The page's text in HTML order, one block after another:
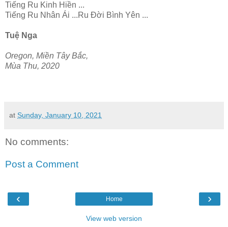
Tiếng Ru Kinh Hiền ...
Tiếng Ru Nhân Ái ...Ru Đời Bình Yên ...
Tuệ Nga
Oregon, Miền Tây Bắc,
Mùa Thu, 2020
at Sunday, January 10, 2021
No comments:
Post a Comment
‹ ›
Home
View web version